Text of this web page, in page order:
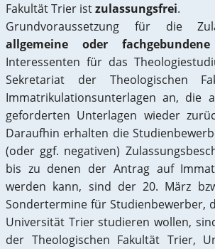
Fakultät Trier istzulassungsfrei.
Grundvoraussetzung für die
allgemeine oder
Interessenten für das
Sekretariat der Theologischen
Immatrikulationsunterlagen an, die
geforderten Unterlagen wieder
Daraufhin erhalten die
(oder ggf. negativen)
bis zu denen der Antrag auf
werden kann, sind der 20. März
Sondertermine für Studienbewerber,
Universität Trier studieren wollen,
der Theologischen Fakultät Trier,